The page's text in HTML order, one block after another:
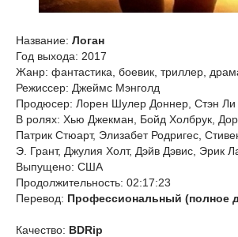
Название: Логан
Год выхода: 2017
Жанр: фантастика, боевик, триллер,
Режиссер: Джеймс Мэнголд
Продюсер: Лорен Шулер Доннер, Стэн Ли
В ролях: Хью Джекман, Бойд Холбрук,
Патрик Стюарт, Элизабет Родригес,
Э. Грант, Джулия Холт, Дэйв Дэвис, Эрик
Выпущено: США
Продолжительность: 02:17:23
Перевод: Профессиональный (полное
Качество: BDRip